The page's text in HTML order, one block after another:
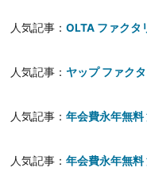
人気記事：OLTA ファクタ
人気記事： ヤップ ファク
人気記事：年会費永年無料
人気記事：年会費永年無